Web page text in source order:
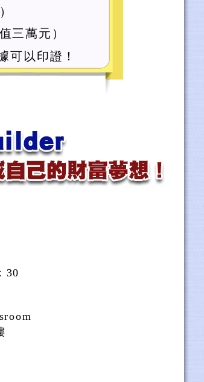
三萬元）
可以印證！
30